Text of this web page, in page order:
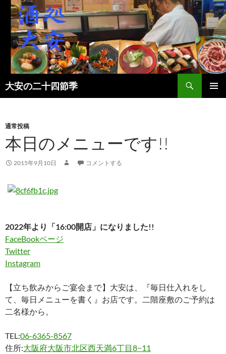
大安の二十四節季
検
索
ン
へ
キ
プ
通常投稿
本日のメニューです!!
2015年9月10日 コメントする
2022年より「16:00開店」になりました!!
FaceBookページ
Twitter
Instagram
【立ち飲みからご宴会まで】大安は、『毎日仕入れをし
て、毎日メニューを書く』お店です。二階座敷のご予約は
二名様から。
TEL:06-6365-8567
住所:大阪府大阪市北区西天満6丁目8−11